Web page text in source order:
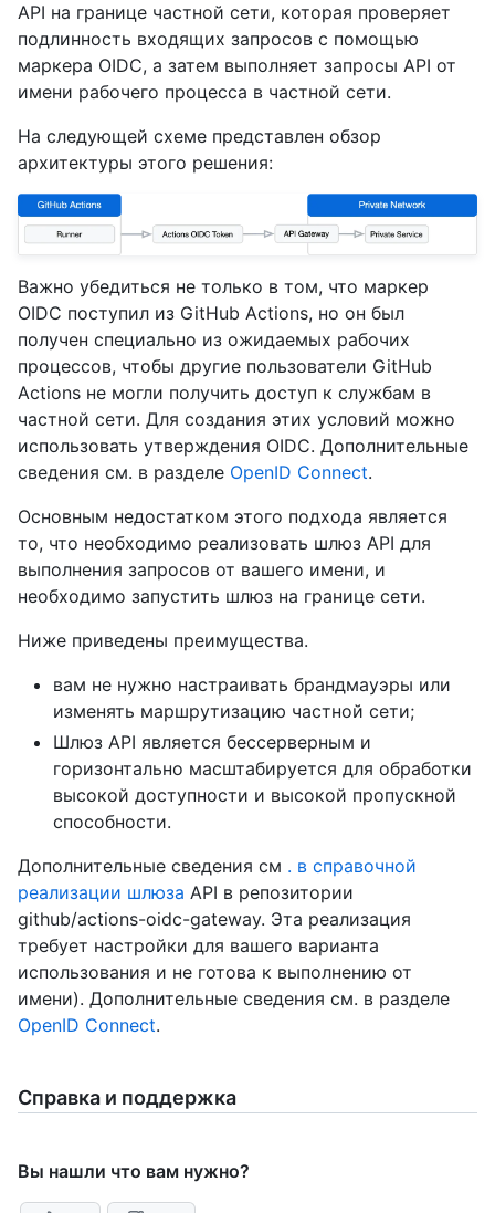
API на границе частной сети, которая проверяет
подлинность входящих запросов с помощью
маркера OIDC, а затем выполняет запросы API от
имени рабочего процесса в частной сети.
На следующей схеме представлен обзор
архитектуры этого решения:
Важно убедиться не только в том, что маркер
OIDC поступил из GitHub Actions, но он был
получен специально из ожидаемых рабочих
процессов, чтобы другие пользователи GitHub
Actions не могли получить доступ к службам в
частной сети. Для создания этих условий можно
использовать утверждения OIDC. Дополнительные
сведения см. в разделе OpenID Connect.
Основным недостатком этого подхода является
то, что необходимо реализовать шлюз API для
выполнения запросов от вашего имени, и
необходимо запустить шлюз на границе сети.
Ниже приведены преимущества.
вам не нужно настраивать брандмауэры или
изменять маршрутизацию частной сети;
Шлюз API является бессерверным и
горизонтально масштабируется для обработки
высокой доступности и высокой пропускной
способности.
Дополнительные сведения см . в справочной
реализации шлюза API в репозитории
github/actions-oidc-gateway. Эта реализация
требует настройки для вашего варианта
использования и не готова к выполнению от
имени). Дополнительные сведения см. в разделе
OpenID Connect.
Справка и поддержка
Вы нашли что вам нужно?